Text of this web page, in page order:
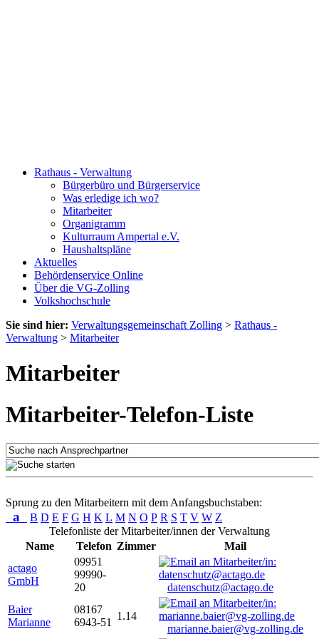
Rathaus - Verwaltung
Bürgerbüro und Bürgerservice
Was erledige ich wo?
Mitarbeiter
Organigramm
Kulturraum Ampertal e.V.
Haushaltspläne
Aktuelles
Behördenservice Online
Über die VG-Zolling
Volkshochschule
Sie sind hier: Verwaltungsgemeinschaft Zolling > Rathaus -
Verwaltung > Mitarbeiter
Mitarbeiter
Mitarbeiter-Telefon-Liste
Sprung zu den Mitarbeitern mit dem Anfangsbuchstaben:
a B D E F G H K L M N O P R S T V W Z
Telefonliste der Mitarbeiter/innen der Verwaltung
Name
Telefon Zimmer
Mail
actago
GmbH
09951
99990-
20
datenschutz@actago.de
Baier
Marianne
08167
6943-51
1.14
marianne.baier@vg-zolling.de